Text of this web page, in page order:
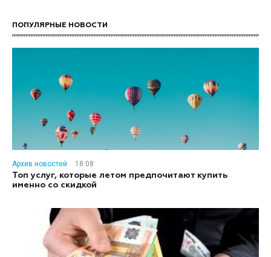
ПОПУЛЯРНЫЕ НОВОСТИ
Архив новостей
18:08
Топ услуг, которые летом предпочитают купить
именно со скидкой